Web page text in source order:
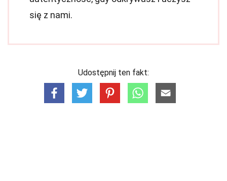
się z nami.
Udostępnij ten fakt: